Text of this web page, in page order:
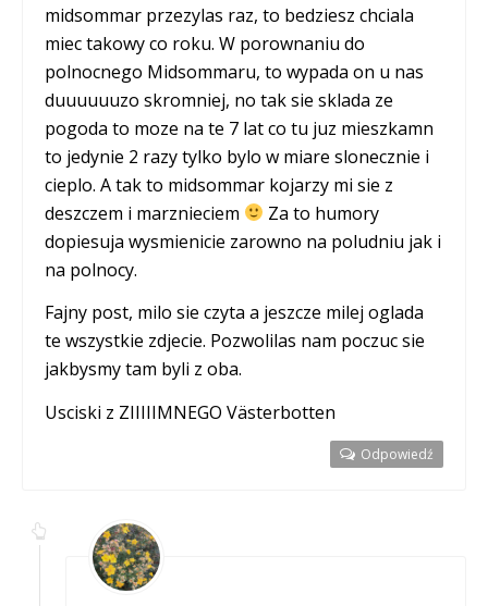
midsommar przezylas raz, to bedziesz chciala
miec takowy co roku. W porownaniu do
polnocnego Midsommaru, to wypada on u nas
duuuuuuzo skromniej, no tak sie sklada ze
pogoda to moze na te 7 lat co tu juz mieszkamn
to jedynie 2 razy tylko bylo w miare slonecznie i
cieplo. A tak to midsommar kojarzy mi sie z
deszczem i marznieciem
Za to humory
dopiesuja wysmienicie zarowno na poludniu jak i
na polnocy.
Fajny post, milo sie czyta a jeszcze milej oglada
te wszystkie zdjecie. Pozwolilas nam poczuc sie
jakbysmy tam byli z oba.
Usciski z ZIIIIIMNEGO Västerbotten
Odpowiedź